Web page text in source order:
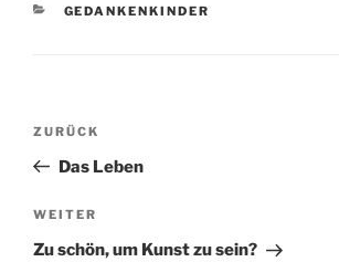
KATEGORIEN
GEDANKENKINDER
Beitragsnavigation
Vorheriger
Beitrag
ZURÜCK
Das Leben
Nächster
Beitrag
WEITER
Zu schön, um Kunst zu sein?